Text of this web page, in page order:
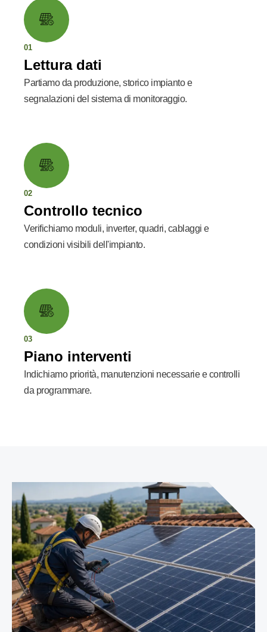
01
Lettura dati
Partiamo da produzione, storico impianto e
segnalazioni del sistema di monitoraggio.
02
Controllo tecnico
Verifichiamo moduli, inverter, quadri, cablaggi e
condizioni visibili dell'impianto.
03
Piano interventi
Indichiamo priorità, manutenzioni necessarie e controlli
da programmare.